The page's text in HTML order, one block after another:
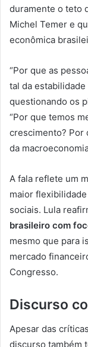
duramente o teto
Michel Temer e
econômica
“Por que as
tal da estabilidade
questionando os
“Por que temos
crescimento? Por
da
A fala reflete um
maior
sociais. Lula
brasileiro com
mesmo que para
mercado
Congresso.
Discurso
Apesar das
discurso também